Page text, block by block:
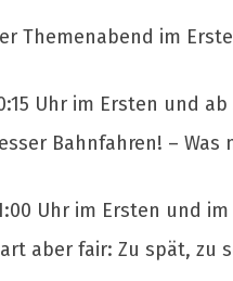
Themenabend im
Uhr im Ersten und
Bahnfahren! – Was
Uhr im Ersten und
aber fair: Zu spät, zu